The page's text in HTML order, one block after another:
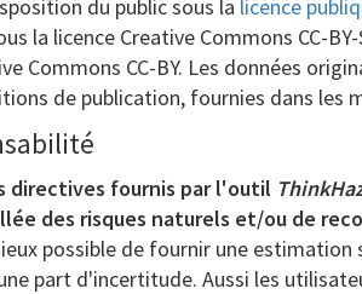
lors de la conception et de la
du projet, à sa conception,
d’urgence devraient tenir
que les dommages aux biens et aux
et au rayonnement, mais
des feux de surface.
propres au site et au projet
climatiques modélisées indiquent
du public sous la licence
la licence Creative Commons CC-
Commons CC-BY. Les données
de publication, fournies dans les
directives fournis par l'outil
des risques naturels et/ou de
possible de fournir une estimation
part d'incertitude. Aussi les